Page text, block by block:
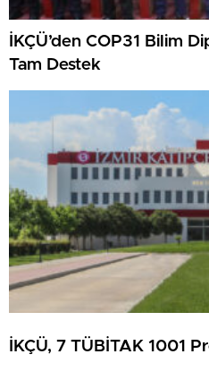
İKÇÜ’den COP31 Bilim
Tam Destek
İKÇÜ, 7 TÜBİTAK 1001